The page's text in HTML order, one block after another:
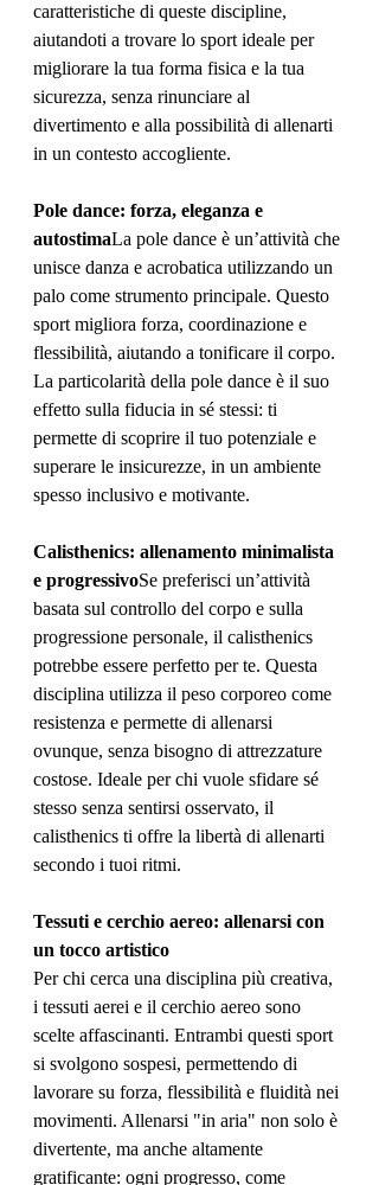
caratteristiche di queste discipline,
aiutandoti a trovare lo sport ideale per
migliorare la tua forma fisica e la tua
sicurezza, senza rinunciare al
divertimento e alla possibilità di allenarti
in un contesto accogliente.
Pole dance: forza, eleganza e
autostimaLa pole dance è un’attività che
unisce danza e acrobatica utilizzando un
palo come strumento principale. Questo
sport migliora forza, coordinazione e
flessibilità, aiutando a tonificare il corpo.
La particolarità della pole dance è il suo
effetto sulla fiducia in sé stessi: ti
permette di scoprire il tuo potenziale e
superare le insicurezze, in un ambiente
spesso inclusivo e motivante.
Calisthenics: allenamento minimalista
e progressivoSe preferisci un’attività
basata sul controllo del corpo e sulla
progressione personale, il calisthenics
potrebbe essere perfetto per te. Questa
disciplina utilizza il peso corporeo come
resistenza e permette di allenarsi
ovunque, senza bisogno di attrezzature
costose. Ideale per chi vuole sfidare sé
stesso senza sentirsi osservato, il
calisthenics ti offre la libertà di allenarti
secondo i tuoi ritmi.
Tessuti e cerchio aereo: allenarsi con
un tocco artistico
Per chi cerca una disciplina più creativa,
i tessuti aerei e il cerchio aereo sono
scelte affascinanti. Entrambi questi sport
si svolgono sospesi, permettendo di
lavorare su forza, flessibilità e fluidità nei
movimenti. Allenarsi "in aria" non solo è
divertente, ma anche altamente
gratificante: ogni progresso, come